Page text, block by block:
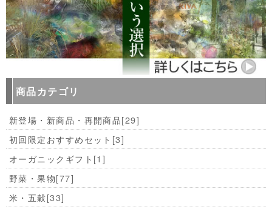
商品カテゴリ
新登場・新商品・再開商品[29]
初回限定おすすめセット [3]
オーガニックギフト [1]
野菜・果物[77]
米・五穀[33]